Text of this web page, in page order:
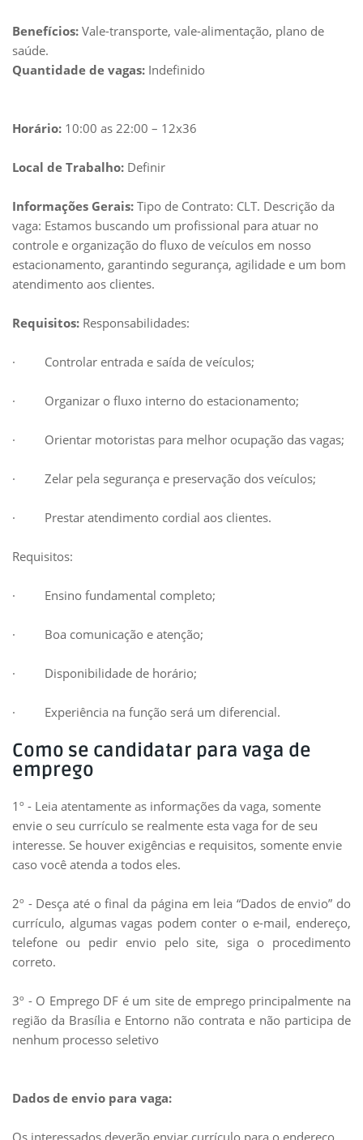
Benefícios: Vale-transporte, vale-alimentação, plano de
saúde.
Quantidade de vagas: Indefinido
Horário: 10:00 as 22:00 – 12x36
Local de Trabalho: Definir
Informações Gerais: Tipo de Contrato: CLT. Descrição da
vaga: Estamos buscando um profissional para atuar no
controle e organização do fluxo de veículos em nosso
estacionamento, garantindo segurança, agilidade e um bom
atendimento aos clientes.
Requisitos: Responsabilidades:
· Controlar entrada e saída de veículos;
· Organizar o fluxo interno do estacionamento;
· Orientar motoristas para melhor ocupação das vagas;
· Zelar pela segurança e preservação dos veículos;
· Prestar atendimento cordial aos clientes.
Requisitos:
· Ensino fundamental completo;
· Boa comunicação e atenção;
· Disponibilidade de horário;
· Experiência na função será um diferencial.
Como se candidatar para vaga de
emprego
1º - Leia atentamente as informações da vaga, somente
envie o seu currículo se realmente esta vaga for de seu
interesse. Se houver exigências e requisitos, somente envie
caso você atenda a todos eles.
2º - Desça até o final da página em leia “Dados de envio” do
currículo, algumas vagas podem conter o e-mail, endereço,
telefone ou pedir envio pelo site, siga o procedimento
correto.
3º - O Emprego DF é um site de emprego principalmente na
região da Brasília e Entorno não contrata e não participa de
nenhum processo seletivo
Dados de envio para vaga:
Os interessados deverão enviar currículo para o endereço